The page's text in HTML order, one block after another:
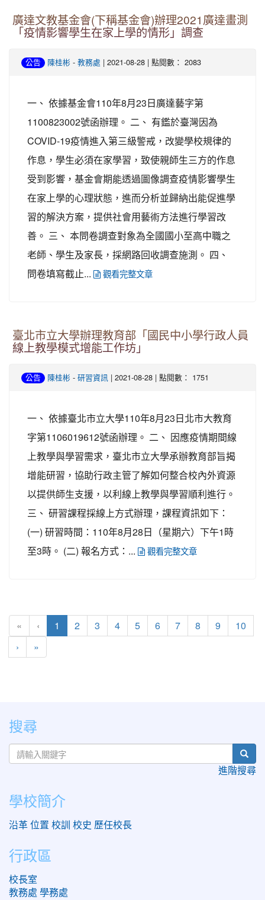
廣達文教基金會(下稱基金會)辦理2021廣達畫測
「疫情影響學生在家上學的情形」調查
公告 陳桂彬 - 教務處 | 2021-08-28 | 點閱數： 2083
一、 依據基金會110年8月23日廣達藝字第
1100823002號函辦理。 二、 有鑑於臺灣因為
COVID-19疫情進入第三級警戒，改變學校規律的
作息，學生必須在家學習，致使親師生三方的作息
受到影響，基金會期能透過圖像調查疫情影響學生
在家上學的心理狀態，進而分析並歸納出能促進學
習的解決方案，提供社會用藝術方法進行學習改
善。 三、 本問卷調查對象為全國國小至高中職之
老師、學生及家長，採網路回收調查施測。 四、
問卷填寫截止...
觀看完整文章
臺北市立大學辦理教育部「國民中小學行政人員
線上教學模式增能工作坊」
公告 陳桂彬 - 研習資訊 | 2021-08-28 | 點閱數： 1751
一、 依據臺北市立大學110年8月23日北市大教育
字第1106019612號函辦理。 二、 因應疫情期間線
上教學與學習需求，臺北市立大學承辦教育部旨揭
增能研習，協助行政主管了解如何整合校內外資源
以提供師生支援，以利線上教學與學習順利進行。
三、 研習課程採線上方式辦理，課程資訊如下：
(一) 研習時間：110年8月28日（星期六）下午1時
至3時。 (二) 報名方式：...
觀看完整文章
« ‹ 1 (current)
2 3 4 5 6 7 8 9 10
› »
:::
搜尋
進階搜尋
學校簡介
沿革 位置 校訓 校史 歷任校長
行政區
校長室
教務處 學務處